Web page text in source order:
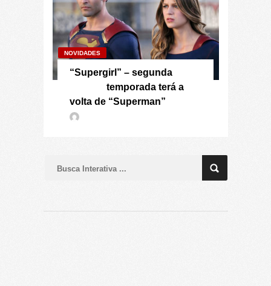
NOVIDADES
“Supergirl” – segunda
temporada terá a
volta de “Superman”